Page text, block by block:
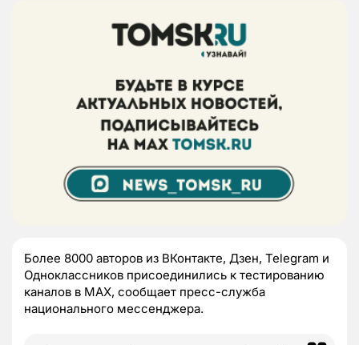
Более 8000 авторов из ВКонтакте, Дзен, Telegram и
Одноклассников присоединились к тестированию
каналов в МАХ, сообщает пресс-служба
национального мессенджера.